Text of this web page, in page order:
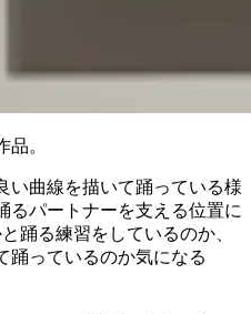
。
い曲線を描いて踊っている様
るパートナーを支える位置に
踊る練習をしているのか、
踊っているのか気になる